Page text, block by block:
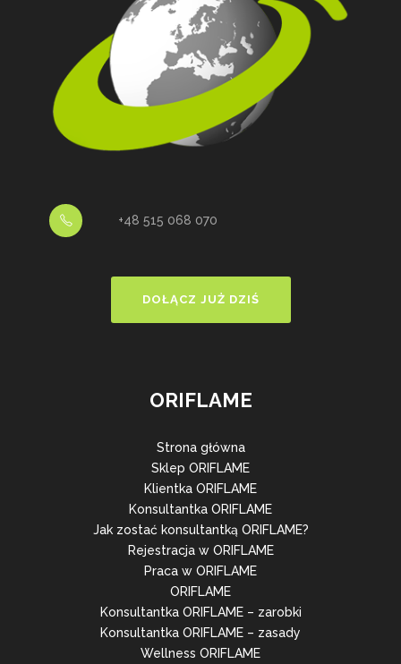
+48 515 068 070
DOŁĄCZ JUŻ DZIŚ
ORIFLAME
Strona główna
Sklep ORIFLAME
Klientka ORIFLAME
Konsultantka ORIFLAME
Jak zostać konsultantką ORIFLAME?
Rejestracja w ORIFLAME
Praca w ORIFLAME
ORIFLAME
Konsultantka ORIFLAME – zarobki
Konsultantka ORIFLAME – zasady
Wellness ORIFLAME